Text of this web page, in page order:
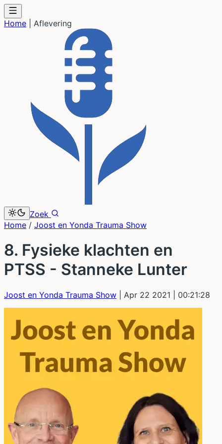
Home Aflevering
Zoek
Home / Joost en Yonda Trauma Show
8. Fysieke klachten en
PTSS - Stanneke Lunter
Joost en Yonda Trauma Show | Apr 22 2021 | 00:21:28